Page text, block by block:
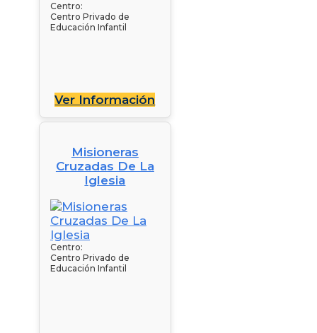
Centro:
Centro Privado de
Educación Infantil
Ver Información
Misioneras
Cruzadas De La
Iglesia
Centro:
Centro Privado de
Educación Infantil